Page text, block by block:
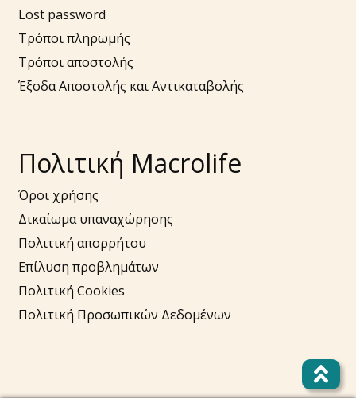
Lost password
Τρόποι πληρωμής
Τρόποι αποστολής
Έξοδα Αποστολής και Αντικαταβολής
Πολιτική Macrolife
Όροι χρήσης
Δικαίωμα υπαναχώρησης
Πολιτική απορρήτου
Επίλυση προβλημάτων
Πολιτική Cookies
Πολιτική Προσωπικών Δεδομένων